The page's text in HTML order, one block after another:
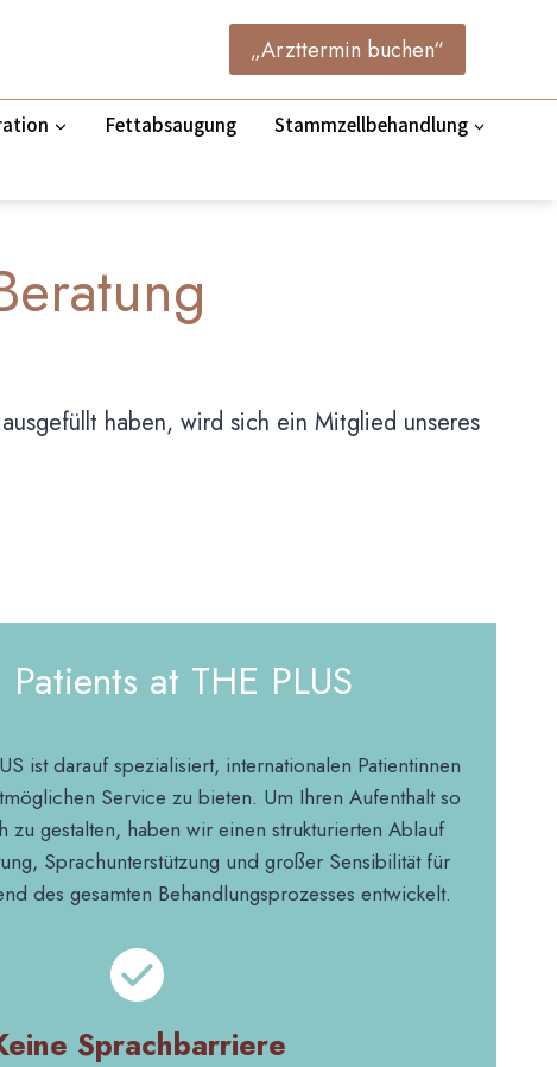
„Arzttermin buchen“
Fettabsaugung
Stammzellbehandlung
haben, wird sich ein Mitglied unseres
at THE PLUS
ist darauf spezialisiert, internationalen Patientinnen
Service zu bieten. Um Ihren Aufenthalt so
zu gestalten, haben wir einen strukturierten Ablauf
Sprachunterstützung und großer Sensibilität für
des gesamten Behandlungsprozesses entwickelt.
Sprachbarriere